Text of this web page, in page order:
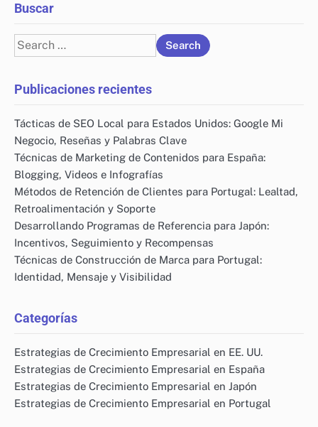
Buscar
Search
for:
Publicaciones recientes
Tácticas de SEO Local para Estados Unidos: Google Mi
Negocio, Reseñas y Palabras Clave
Técnicas de Marketing de Contenidos para España:
Blogging, Videos e Infografías
Métodos de Retención de Clientes para Portugal: Lealtad,
Retroalimentación y Soporte
Desarrollando Programas de Referencia para Japón:
Incentivos, Seguimiento y Recompensas
Técnicas de Construcción de Marca para Portugal:
Identidad, Mensaje y Visibilidad
Categorías
Estrategias de Crecimiento Empresarial en EE. UU.
Estrategias de Crecimiento Empresarial en España
Estrategias de Crecimiento Empresarial en Japón
Estrategias de Crecimiento Empresarial en Portugal